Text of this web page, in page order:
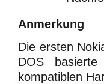
Anmerkung
Die ersten
DOS basierte
kompatiblen